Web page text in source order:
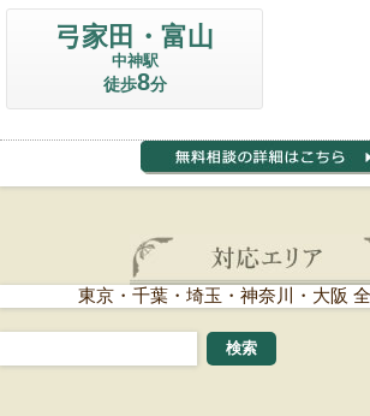
弓家田・富山
中神駅
徒歩8分
東京・千葉・埼玉・神奈川・大阪